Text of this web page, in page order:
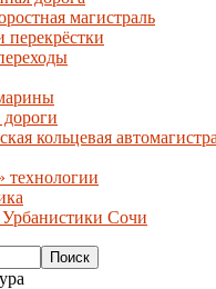
магистраль
перекрёстки
кольцевая
технологии
Сочи